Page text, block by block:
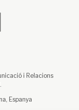
i Relacions
Espanya